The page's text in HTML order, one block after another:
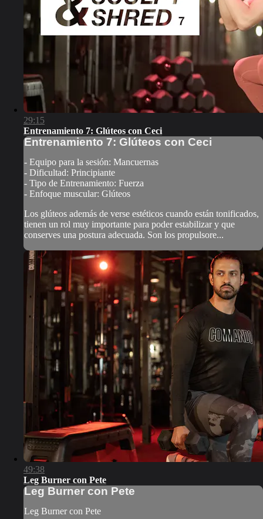
29:15
Entrenamiento 7: Glúteos con Ceci
Entrenamiento 7: Glúteos con Ceci
- Equipo para la sesión: Mancuernas
- Dificultad: Principiante
- Tipo de Entrenamiento: Fuerza
- Enfoque muscular: Glúteos
Los glúteos además de verse estéticos cuando están tonificados,
tienen un rol muy importante para poder estabilizar y que
conserves una postura adecuada. Son los propulsore...
49:38
Leg Burner con Pete
Leg Burner con Pete
Leg Burner con Pete